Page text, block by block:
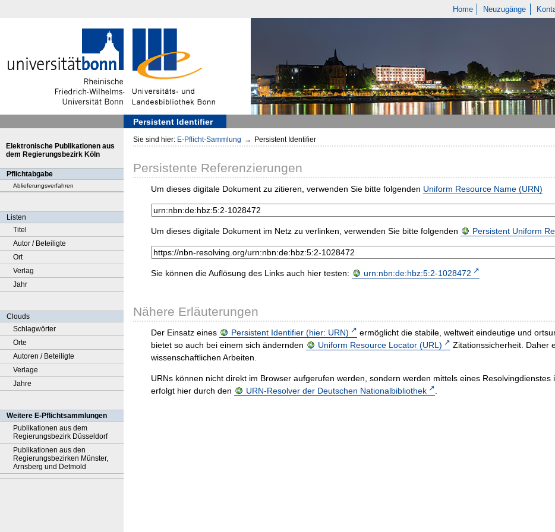
Home Neuzugänge
Persistent Identifier
Elektronische Publikationen aus
dem Regierungsbezirk Köln
Pflichtabgabe
Ablieferungsverfahren
Listen
Titel
Autor / Beteiligte
Ort
Verlag
Jahr
Clouds
Schlagwörter
Orte
Autoren / Beteiligte
Verlage
Jahre
Weitere E-Pflichtsammlungen
Publikationen aus dem
Regierungsbezirk Düsseldorf
Publikationen aus den
Regierungsbezirken Münster,
Arnsberg und Detmold
Sie sind hier: E-Pflicht-Sammlung → Persistent Identifier
Persistente Referenzierungen
Um dieses digitale Dokument zu zitieren, verwenden Sie bitte folgenden Uniform Resource Name (URN)
Um dieses digitale Dokument im Netz zu verlinken, verwenden Sie bitte folgenden Persistent Uniform
Sie können die Auflösung des Links auch hier testen: urn:nbn:de:hbz:5:2-1028472
Nähere Erläuterungen
Der Einsatz eines Persistent Identifier (hier: URN)
ermöglicht die stabile, weltweit eindeutige und
bietet so auch bei einem sich ändernden
Uniform Resource Locator (URL)
Zitationssicherheit. Daher
wissenschaftlichen Arbeiten.
URNs können nicht direkt im Browser aufgerufen werden, sondern werden mittels eines
erfolgt hier durch den
URN-Resolver der Deutschen Nationalbibliothek .